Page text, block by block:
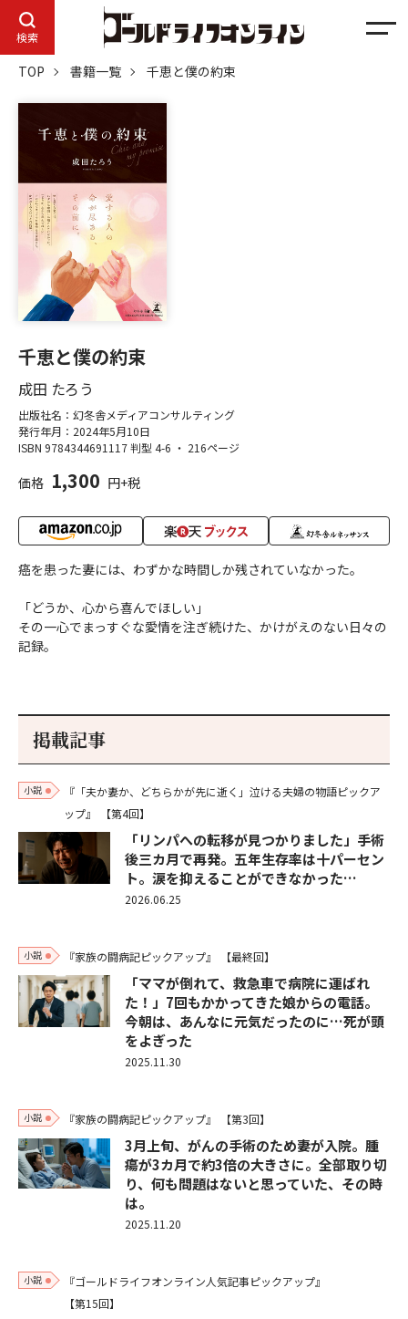
検索
メ
TOP 書籍一覧 千恵と僕の約束
千恵と僕の約束
成田 たろう
出版社名：幻冬舎メディアコンサルティング
発行年月：2024年5月10日
ISBN 9784344691117判型 4-6 ・ 216ページ
価格 1,300 円+税
癌を患った妻には、わずかな時間しか残されていなかった。
「どうか、心から喜んでほしい」
その一心でまっすぐな愛情を注ぎ続けた、かけがえのない日々の
記録。
掲載記事
小説
『「夫か妻か、どちらかが先に逝く」泣ける夫婦の物語ピックア
ップ』
【第4回】
「リンパへの転移が見つかりました」手術
後三カ月で再発。五年生存率は十パーセン
ト。涙を抑えることができなかった…
2026.06.25
小説 『家族の闘病記ピックアップ』 【最終回】
「ママが倒れて、救急車で病院に運ばれ
た！」7回もかかってきた娘からの電話。
今朝は、あんなに元気だったのに…死が頭
をよぎった
2025.11.30
小説 『家族の闘病記ピックアップ』 【第3回】
3月上旬、がんの手術のため妻が入院。腫
瘍が3カ月で約3倍の大きさに。全部取り切
り、何も問題はないと思っていた、その時
は。
2025.11.20
小説
『ゴールドライフオンライン人気記事ピックアップ』
【第15回】